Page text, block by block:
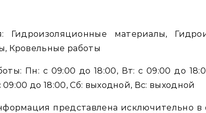
Гидроизоляционные материалы,
Кровельные работы
Пн: с 09:00 до 18:00, Вт: с 09:00 до
09:00 до 18:00, Сб: выходной, Вс: выходной
представлена исключительно